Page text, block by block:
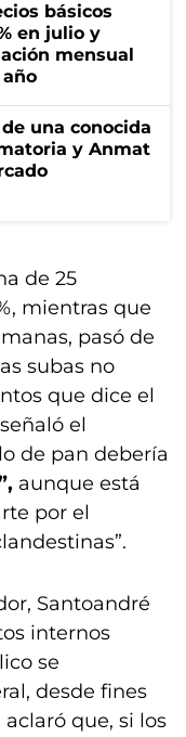
básicos
en julio y
mensual
una conocida
y Anmat
de 25
mientras que
pasó de
subas no
que dice el
el
de pan debería
aunque está
por el
Santoandré
internos
se
desde fines
que, si los